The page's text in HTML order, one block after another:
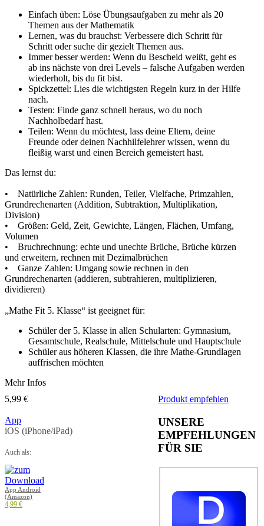
Einfach üben: Löse Übungsaufgaben zu mehr als 20
Themen aus der Mathematik
Lernen, was du brauchst: Verbessere dich Schritt für
Schritt oder suche dir gezielt Themen aus.
Immer besser werden: Wenn du Bescheid weißt, geht es
ab ins nächste von drei Levels – falsche Aufgaben werden
wiederholt, bis du fit bist.
Spickzettel: Lies die wichtigsten Regeln kurz in der Hilfe
nach.
Testen: Finde ganz schnell heraus, wo du noch
Nachholbedarf hast.
Teilen: Wenn du möchtest, lass deine Eltern, deine
Freunde oder deinen Nachhilfelehrer wissen, wenn du
fleißig warst und einen Bereich gemeistert hast.
Das lernst du:
• Natürliche Zahlen: Runden, Teiler, Vielfache, Primzahlen,
Grundrechenarten (Addition, Subtraktion, Multiplikation,
Division)
• Größen: Geld, Zeit, Gewichte, Längen, Flächen, Umfang,
Volumen
• Bruchrechnung: echte und unechte Brüche, Brüche kürzen
und erweitern, rechnen mit Dezimalbrüchen
• Ganze Zahlen: Umgang sowie rechnen in den
Grundrechenarten (addieren, subtrahieren, multiplizieren,
dividieren)
„Mathe Fit 5. Klasse“ ist geeignet für:
Schüler der 5. Klasse in allen Schularten: Gymnasium,
Gesamtschule, Realschule, Mittelschule und Hauptschule
Schüler aus höheren Klassen, die ihre Mathe-Grundlagen
auffrischen möchten
Mehr Infos
5,99 €
App
iOS (iPhone/iPad)
Auch als:
App Android
(Amazon)
4,99 €
Produkt empfehlen
UNSERE
EMPFEHLUNGEN
FÜR SIE